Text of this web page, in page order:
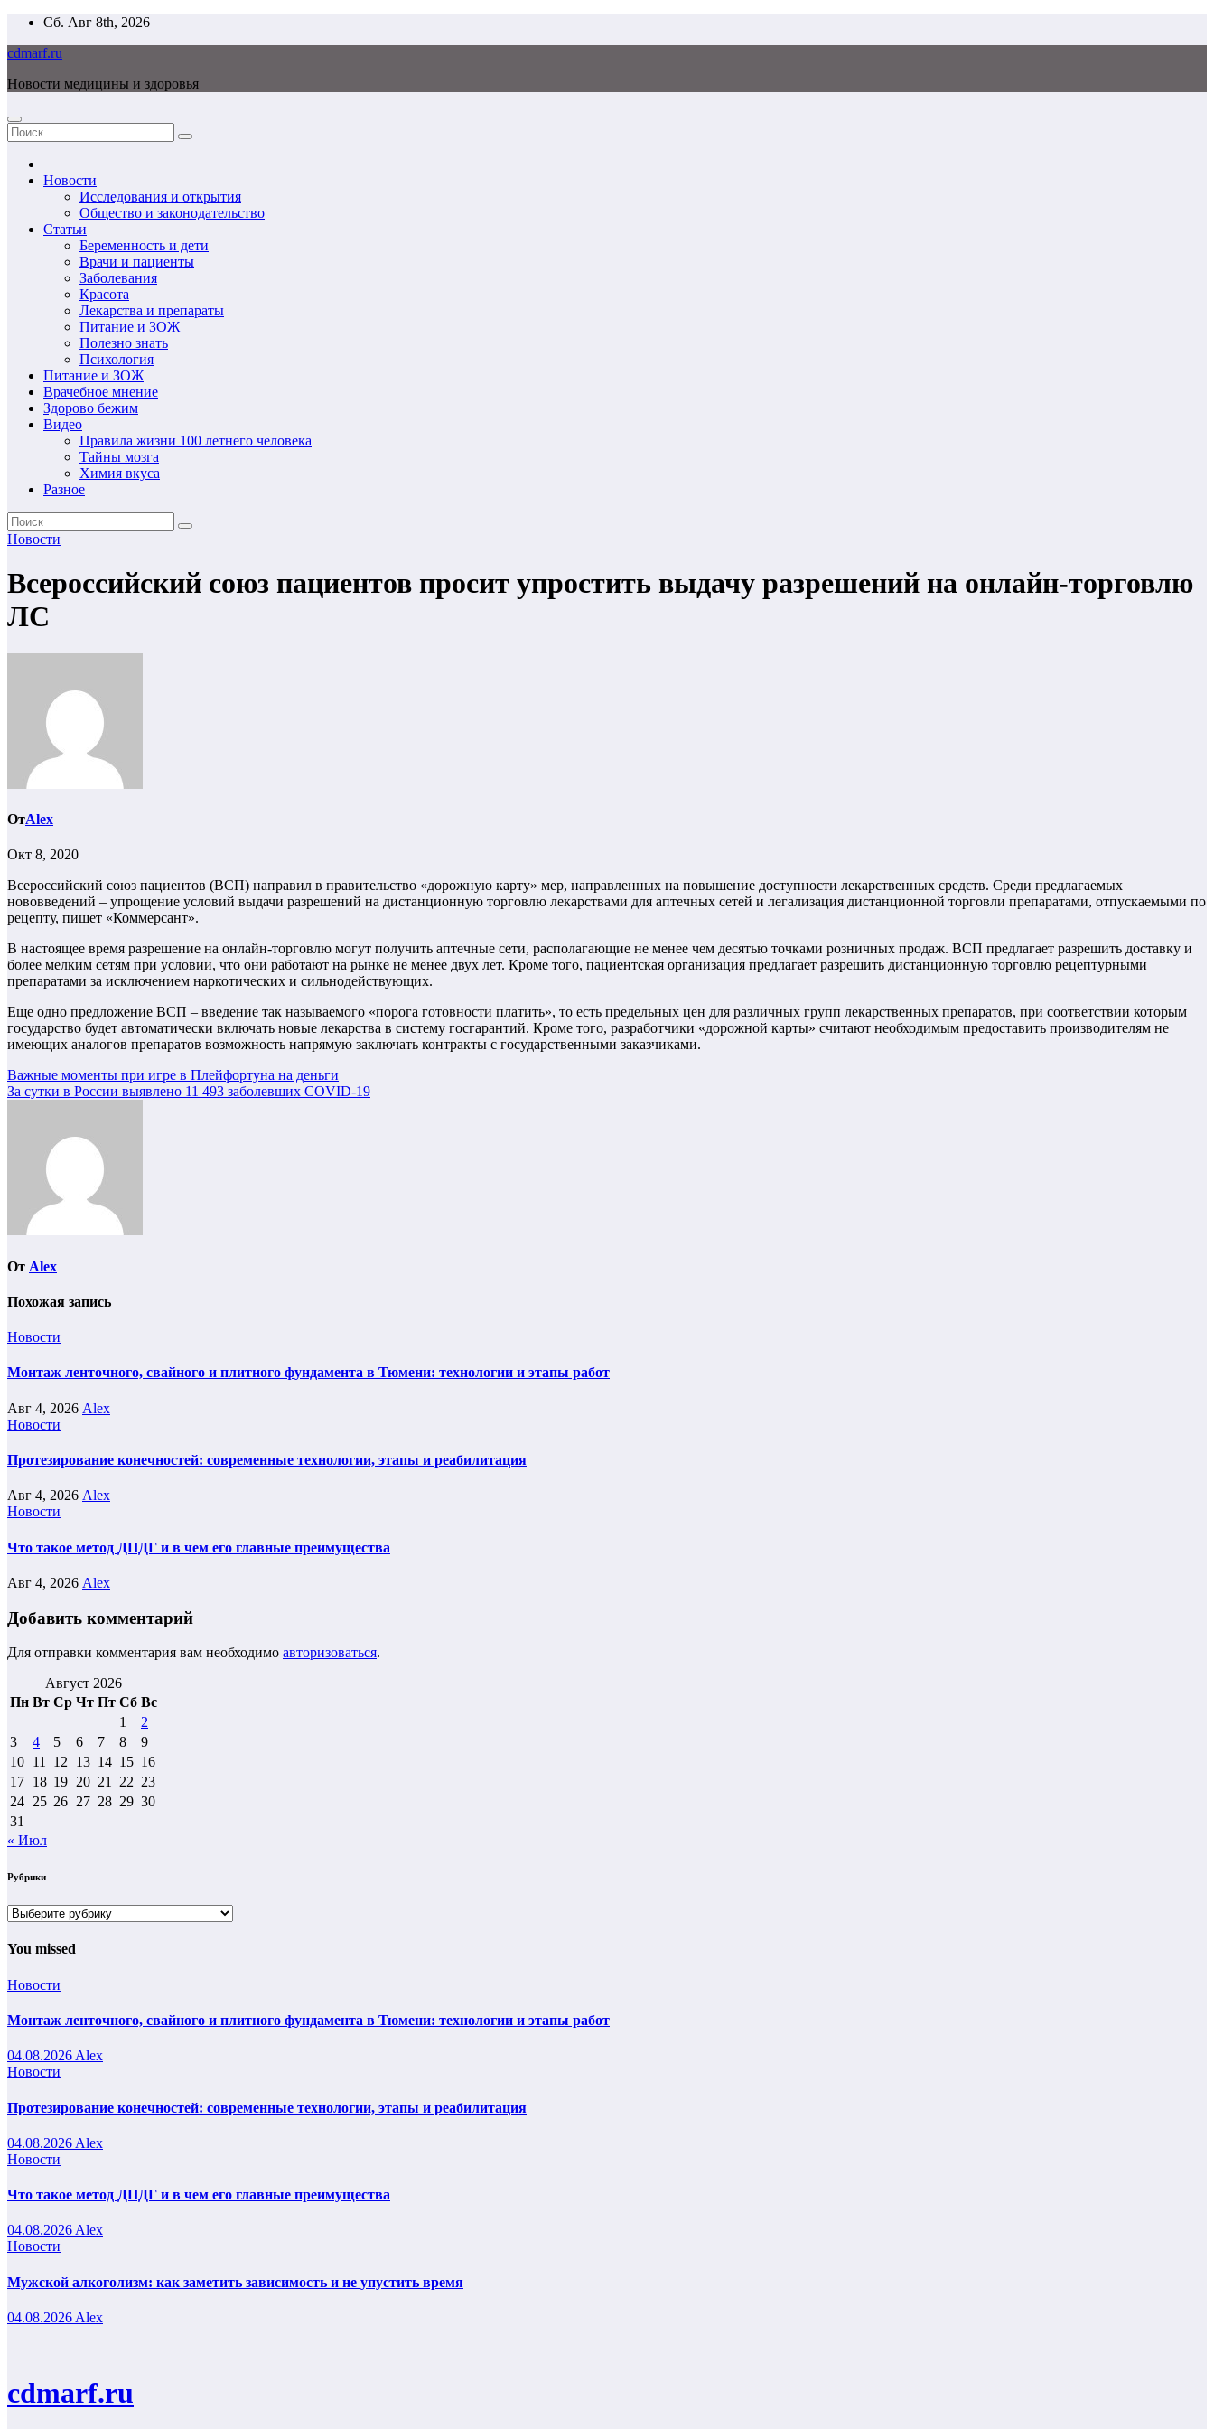
Перейти
содержимому
Сб. Авг 8th, 2026
cdmarf.ru
Новости медицины и здоровья
Новости
Исследования и открытия
Общество и законодательство
Статьи
Беременность и дети
Врачи и пациенты
Заболевания
Красота
Лекарства и препараты
Питание и ЗОЖ
Полезно знать
Психология
Питание и ЗОЖ
Врачебное мнение
Здорово бежим
Видео
Правила жизни 100 летнего человека
Тайны мозга
Химия вкуса
Разное
Новости
Всероссийский союз пациентов просит упростить выдачу разрешений на онлайн-торговлю
ЛС
ОтAlex
Окт 8, 2020
Всероссийский союз пациентов (ВСП) направил в правительство «дорожную карту» мер, направленных на повышение доступности лекарственных средств. Среди предлагаемых
нововведений – упрощение условий выдачи разрешений на дистанционную торговлю лекарствами для аптечных сетей и легализация дистанционной торговли препаратами, отпускаемыми по
рецепту, пишет «Коммерсант».
В настоящее время разрешение на онлайн-торговлю могут получить аптечные сети, располагающие не менее чем десятью точками розничных продаж. ВСП предлагает разрешить доставку и
более мелким сетям при условии, что они работают на рынке не менее двух лет. Кроме того, пациентская организация предлагает разрешить дистанционную торговлю рецептурными
препаратами за исключением наркотических и сильнодействующих.
Еще одно предложение ВСП – введение так называемого «порога готовности платить», то есть предельных цен для различных групп лекарственных препаратов, при соответствии которым
государство будет автоматически включать новые лекарства в систему госгарантий. Кроме того, разработчики «дорожной карты» считают необходимым предоставить производителям не
имеющих аналогов препаратов возможность напрямую заключать контракты с государственными заказчиками.
Навигация
по
Важные моменты при игре в Плейфортуна на деньги
За сутки в России выявлено 11 493 заболевших COVID-19
От Alex
Похожая запись
Новости
Монтаж ленточного, свайного и плитного фундамента в Тюмени: технологии и этапы работ
Авг 4, 2026 Alex
Новости
Протезирование конечностей: современные технологии, этапы и реабилитация
Авг 4, 2026 Alex
Новости
Что такое метод ДПДГ и в чем его главные преимущества
Авг 4, 2026 Alex
Добавить комментарий
Для отправки комментария вам необходимо авторизоваться.
Август 2026
Пн Вт Ср Чт Пт Сб Вс
1
2
3
4 5 6 7 8
9
10 11 12 13 14 15 16
17 18 19 20 21 22 23
24 25 26 27 28 29 30
31
« Июл
Рубрики
Рубрики
You missed
Новости
Монтаж ленточного, свайного и плитного фундамента в Тюмени: технологии и этапы работ
04.08.2026 Alex
Новости
Протезирование конечностей: современные технологии, этапы и реабилитация
04.08.2026 Alex
Новости
Что такое метод ДПДГ и в чем его главные преимущества
04.08.2026 Alex
Новости
Мужской алкоголизм: как заметить зависимость и не упустить время
04.08.2026 Alex
cdmarf.ru